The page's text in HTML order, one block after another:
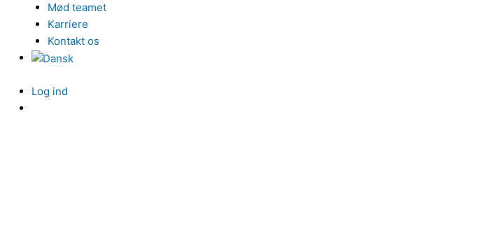
Mød teamet
Karriere
Kontakt os
Log ind